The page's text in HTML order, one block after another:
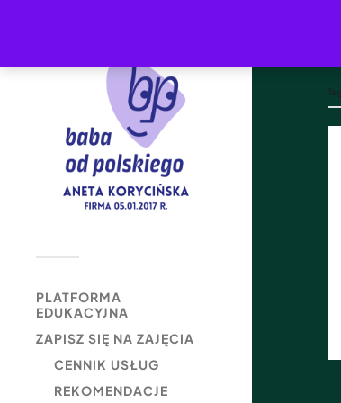
PLATFORMA
EDUKACYJNA
ZAPISZ SIĘ NA ZAJĘCIA
CENNIK USŁUG
REKOMENDACJE